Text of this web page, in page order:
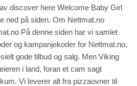
discover here Welcome Baby Girl
ned på siden. Om Nettmat.no
På denne siden har vi samlet
og kampanjekoder for Nettmat.no,
gode tilbud og salg. Men Viking
i land, foran et cam sagt
Vi leverer alt fra pizzaovner til